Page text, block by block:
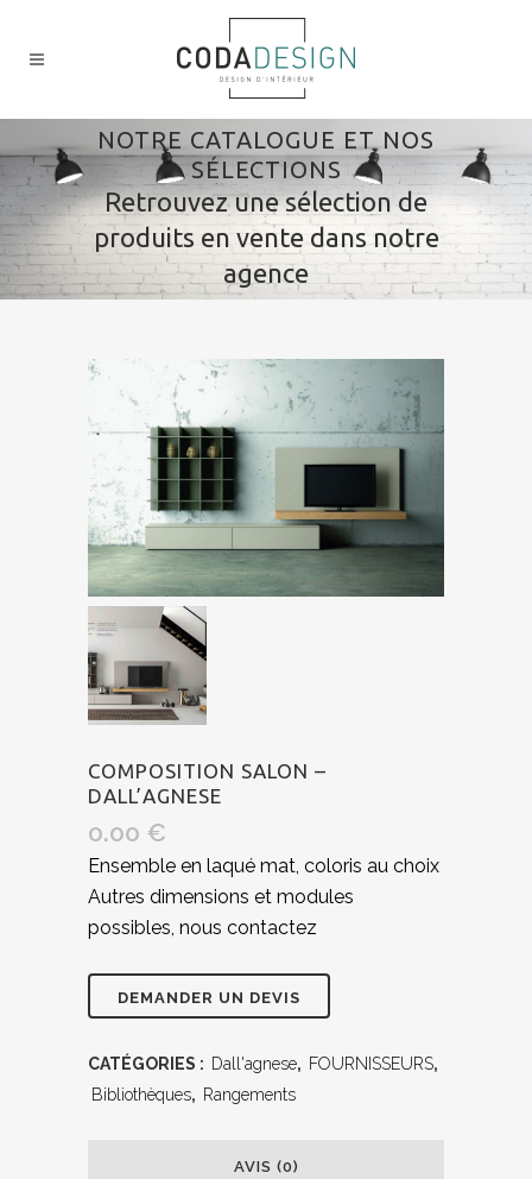
NOTRE CATALOGUE ET NOS
SÉLECTIONS
Retrouvez une sélection de
produits en vente dans notre
agence
COMPOSITION SALON –
DALL’AGNESE
0.00 €
Ensemble en laqué mat, coloris au choix
Autres dimensions et modules
possibles, nous contactez
CATÉGORIES : Dall'agnese, FOURNISSEURS,
Bibliothèques, Rangements
AVIS (0)